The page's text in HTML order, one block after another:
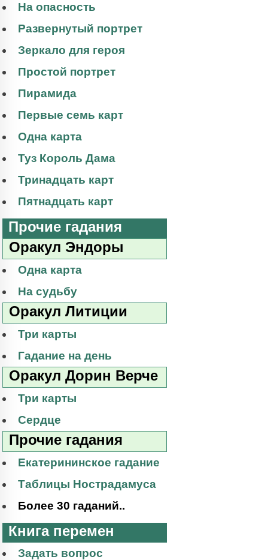
На опасность
Развернутый портрет
Зеркало для героя
Простой портрет
Пирамида
Первые семь карт
Одна карта
Туз Король Дама
Тринадцать карт
Пятнадцать карт
Прочие гадания
Оракул Эндоры
Одна карта
На судьбу
Оракул Литиции
Три карты
Гадание на день
Оракул Дорин Верче
Три карты
Сердце
Прочие гадания
Екатерининское гадание
Таблицы Нострадамуса
Более 30 гаданий..
Книга перемен
Задать вопрос